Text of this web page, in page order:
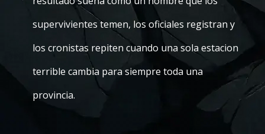
supervivientes temen, los oficiales registran y
los cronistas repiten cuando una sola estacion
terrible cambia para siempre toda una
provincia.